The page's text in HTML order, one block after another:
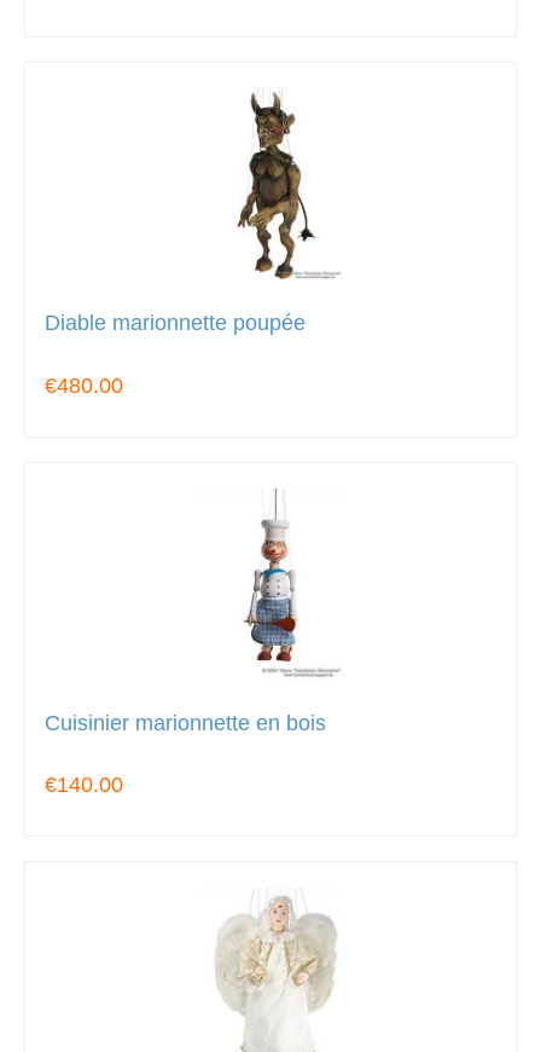
Diable marionnette poupée
€480.00
Cuisinier marionnette en bois
€140.00